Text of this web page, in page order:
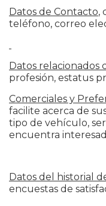
Datos de Contacto,
teléfono, correo
Datos relacionados
profesión, estatus
Comerciales y
facilite acerca de
tipo de vehículo,
encuentra
Datos del historial
encuestas de